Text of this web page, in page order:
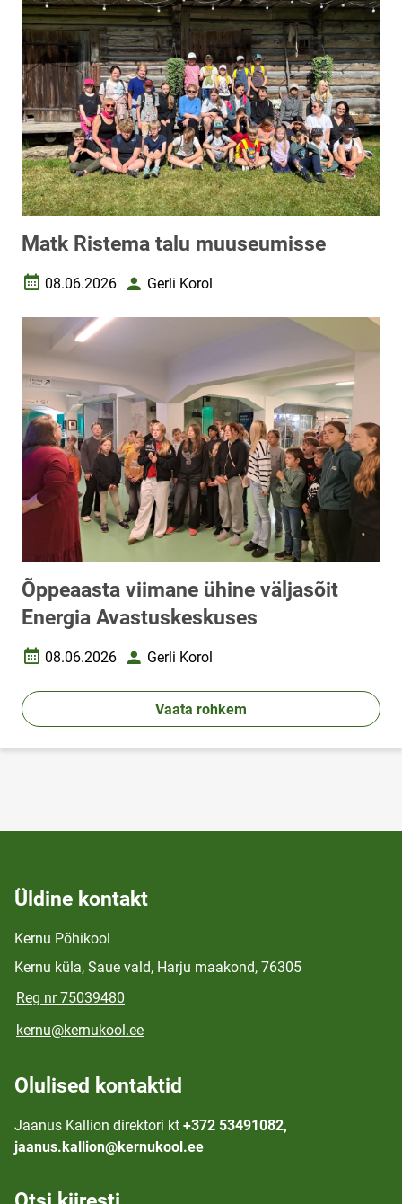
Matk Ristema talu muuseumisse
Loomise kuupäev
08.06.2026 AutorGerli Korol
Õppeaasta viimane ühine väljasõit
Energia Avastuskeskuses
Loomise kuupäev
08.06.2026 AutorGerli Korol
Vaata rohkem
Üldine kontakt
Kernu Põhikool
Kernu küla, Saue vald, Harju maakond, 76305
Reg nr 75039480
kernu@kernukool.ee
Olulised kontaktid
Jaanus Kallion direktori kt +372 53491082,
jaanus.kallion@kernukool.ee